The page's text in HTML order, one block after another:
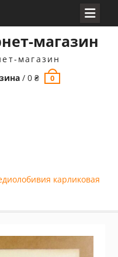
магазин
магазин
/0₴ 0
карликовая